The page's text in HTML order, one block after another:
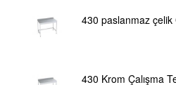
430 paslanmaz çelik
430 Krom Çalışma